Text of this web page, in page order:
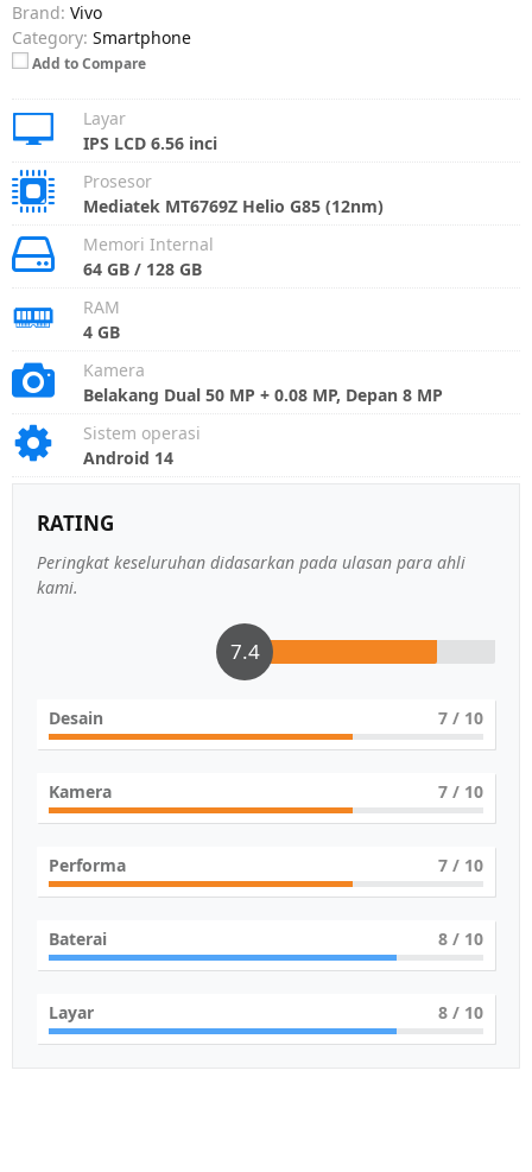
Brand: Vivo
Category: Smartphone
Add to Compare
Layar
IPS LCD 6.56 inci
Prosesor
Mediatek MT6769Z Helio G85 (12nm)
Memori Internal
64 GB / 128 GB
RAM
4 GB
Kamera
Belakang Dual 50 MP + 0.08 MP, Depan 8 MP
Sistem operasi
Android 14
RATING
Peringkat keseluruhan didasarkan pada ulasan para ahli
kami.
7.4
Desain 7 / 10
Kamera 7 / 10
Performa 7 / 10
Baterai 8 / 10
Layar 8 / 10